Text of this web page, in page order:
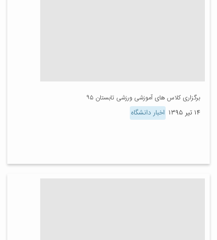
برگزاری کلاس های آموزشی ورزشی تابستان ۹۵
۱۴ تیر ۱۳۹۵ اخبار دانشگاه